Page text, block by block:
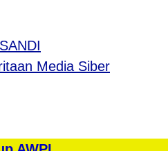
Media Siber